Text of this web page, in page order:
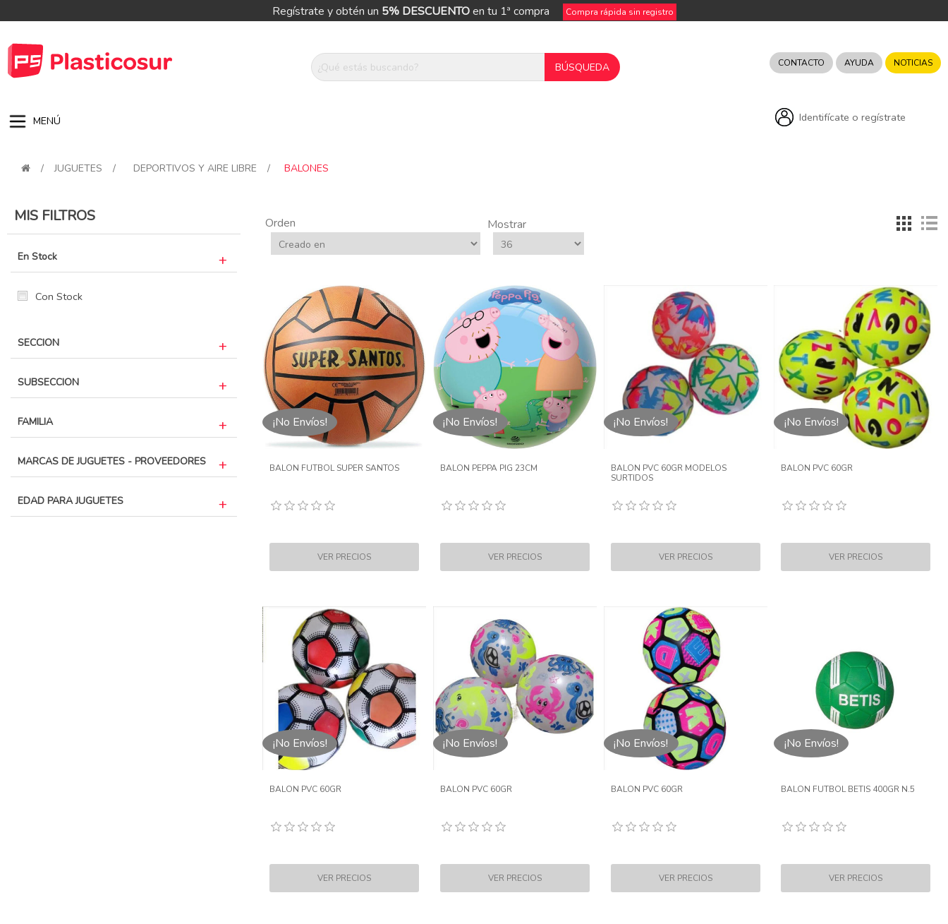
Regístrate y obtén un 5% DESCUENTOen tu 1ª compra Compra rápida sin registro
CONTACTO AYUDA NOTICIAS
Identifícate o regístrate
MENÚ
/ JUGUETES / DEPORTIVOS Y AIRE LIBRE / BALONES
MIS FILTROS
En Stock
Con Stock
SECCION
SUBSECCION
FAMILIA
MARCAS DE JUGUETES - PROVEEDORES
EDAD PARA JUGUETES
Orden Mostrar
¡No Envíos!
BALON FUTBOL SUPER SANTOS
¡No Envíos!
BALON PEPPA PIG 23CM
¡No Envíos!
BALON PVC 60GR MODELOS
SURTIDOS
¡No Envíos!
BALON PVC 60GR
¡No Envíos!
BALON PVC 60GR
¡No Envíos!
BALON PVC 60GR
¡No Envíos!
BALON PVC 60GR
¡No Envíos!
BALON FUTBOL BETIS 400GR N.5